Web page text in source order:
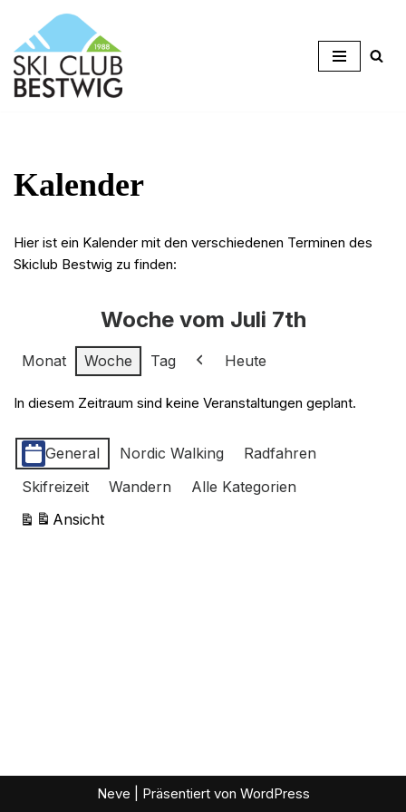
Zum
Inhalt
springen
Kalender
Hier ist ein Kalender mit den verschiedenen Terminen des
Skiclub Bestwig zu finden:
Woche vom Juli 7th
Monat Woche Tag
Zurück
Heute
In diesem Zeitraum sind keine Veranstaltungen geplant.
Kategorien
General Nordic Walking
Radfahren
Skifreizeit
Wandern
Alle Kategorien
Ansicht
ausdrucken
Neve | Präsentiert von WordPress